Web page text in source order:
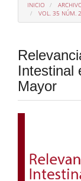
INICIO
VOL. 35 NÚM.
Intestinal
Mayor
Barra